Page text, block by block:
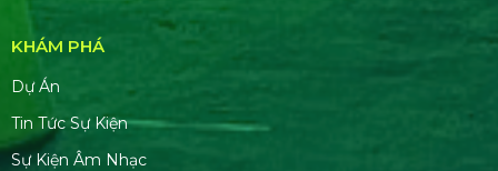
KHÁM PHÁ
Dự Án
Tin Tức Sự Kiện
Sự Kiện Âm Nhạc